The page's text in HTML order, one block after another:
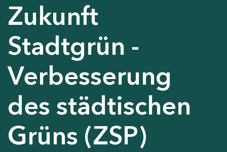
Zukunft
Stadtgrün -
Verbesserung
des städtischen
Grüns (ZSP)